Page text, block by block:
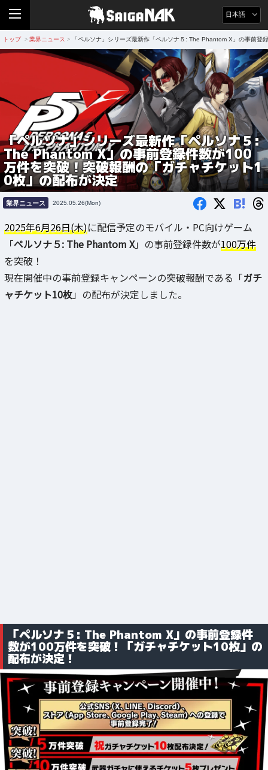
日本語
トップ > 業界ニュース > 「ペルソナ」シリーズ最新作「ペルソナ５: The Phantom X」の事前
「ペルソナ」シリーズ最新作「ペルソナ５:
The Phantom X」の事前登録件数が100
万件を突破！突破報酬の「ガチャチケット1
0枚」の配布が決定
業界ニュース 2025.05.26(Mon) B!
2025年6月26日(木)に配信予定のモバイル・PC向けゲーム
「ペルソナ５: The Phantom X」の事前登録件数が100万件
を突破！
現在開催中の事前登録キャンペーンの突破報酬である「ガチ
ャチケット10枚」の配布が決定しました。
「ペルソナ５: The Phantom X」の事前登録件
数が100万件を突破！「ガチャチケット10枚」の
配布が決定！